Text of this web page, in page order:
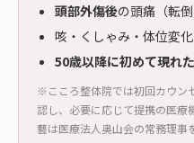
頭部外傷後の頭痛（転倒
咳・くしゃみ・体位変
50歳以降に初めて現れた
※こころ整体院では初回カウン
認し、必要に応じて提携の医療
藝は医療法人奥山会の常務理事